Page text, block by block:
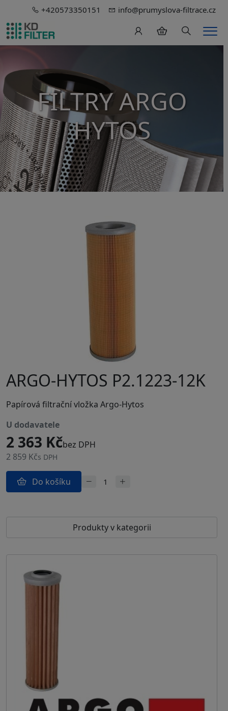
+420573350151 info@prumyslova-filtrace.cz
Hledání
FILTRY ARGO
HYTOS
ARGO-HYTOS P2.1223-12K
Papírová filtrační vložka Argo-Hytos
u dodavatele
2 363 Kčbez DPH
2 859 Kčs DPH
Do košíku
Produkty v kategorii